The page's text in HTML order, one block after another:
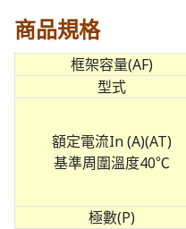
商品規格
框架容量(AF)
型式
額定電流In (A)(AT)
基準周圍溫度40℃
極數(P)